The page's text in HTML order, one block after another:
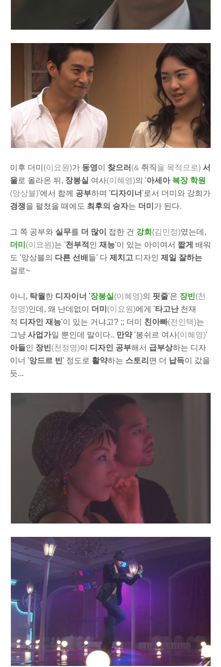
이후 더미 (이요원)가 동영이 찾으러 (& 취직을 목적으로) 서
울로 올라온 뒤, 장봉실 여사(이혜영)의 '아세아 복장 학원
(앙상블)'에서 함께 공부하며 '디자이너'로서 더미와 강희가
경쟁을 펼쳤을 때에도 최후의 승자는 더미 가 된다.
그 쪽 공부와 실무를 더 많이 접한 건 강희 (김민정)였는데,
더미 (이요원)는 '천부적 인 재능'이 있는 아이여서 짧게
배워
도 '앙상블의 다른 선배 들' 다 제치고 디자인 제일 잘하는
걸로~
아니, 탁월 한 디자이너 '장봉실 (이혜영)의 핏줄'은 장빈(천
정명)인데, 왜 난데없이 더미 (이요원)에게 '타고난천재
적 디자인 재능'이 있는 거냐고? ;; 더미 친아빠(전인택)는
그냥 사업가일 뿐인데 말이다.. 만약'봉쉬르 여사(이혜영)'
아들인 장빈(천정명)이 디자인 공부해서 급부상하는 디자
이너 '앙드르 빈' 정도로 활약하는 스토리 면 더 납득이 갔을
듯...